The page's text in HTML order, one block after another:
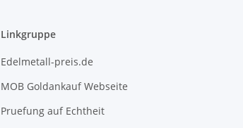
Linkgruppe
Edelmetall-preis.de
MOB Goldankauf Webseite
Pruefung auf Echtheit